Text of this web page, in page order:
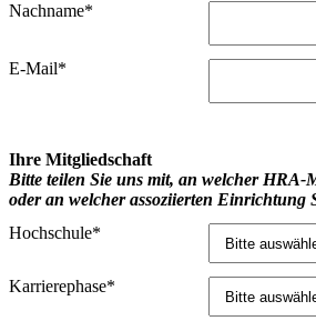
Nachname*
E-Mail*
Ihre Mitgliedschaft
Bitte teilen Sie uns mit, an welcher HRA-
oder an welcher assoziierten Einrichtung
Hochschule*
Karrierephase*